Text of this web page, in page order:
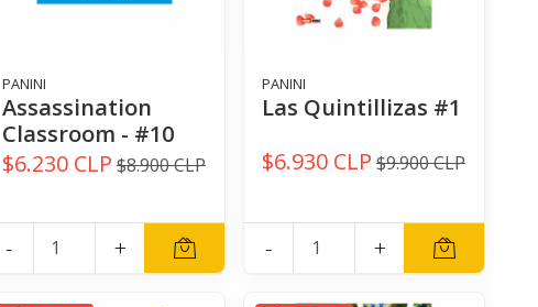
PANINI
Assassination
Classroom - #10
$6.230 CLP $8.900 CLP
- +
PANINI
Las Quintillizas #1
$6.930 CLP $9.900 CLP
- +